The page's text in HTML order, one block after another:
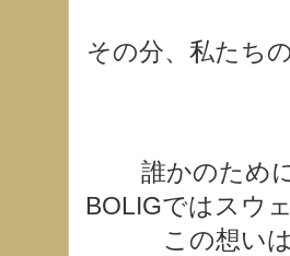
その分、私たち
誰かのため
BOLIGではスウ
この想い